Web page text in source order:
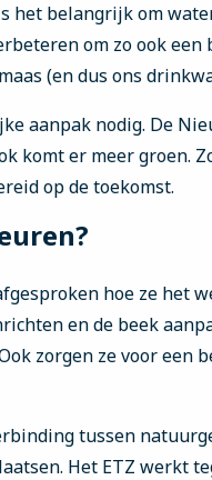
het belangrijk om
om zo ook
(en dus ons
aanpak nodig. De
komt er meer groen.
op de toekomst.
hoe ze het
en de beek
zorgen ze voor een
tussen
Het ETZ werkt